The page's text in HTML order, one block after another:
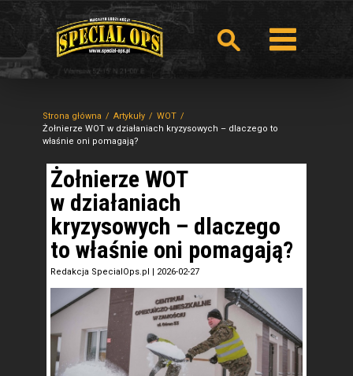
Strona główna Artykuły
WOT
Żołnierze WOT w działaniach kryzysowych – dlaczego to
właśnie oni pomagają?
Żołnierze WOT
w działaniach
kryzysowych – dlaczego
to właśnie oni pomagają?
Redakcja SpecialOps.pl | 2026-02-27